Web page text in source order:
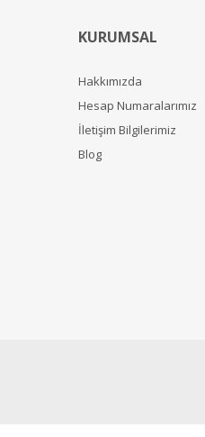
KURUMSAL
Hakkımızda
Hesap Numaralarımız
İletişim Bilgilerimiz
Blog